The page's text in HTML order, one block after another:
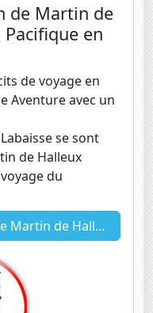
de Martin de
Pacifique en
de voyage en
Aventure avec un
se sont
de Halleux
du
du Pacifique en 5eme